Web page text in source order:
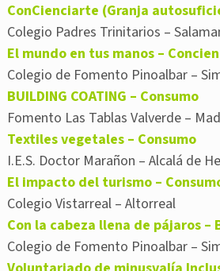
ConCienciarte (Granja
Colegio Padres Trinitarios –
El mundo en tus manos –
Colegio de Fomento Pinoalbar –
BUILDING COATING – Consumo
Fomento Las Tablas Valverde –
Textiles vegetales – Consumo
I.E.S. Doctor Marañon – Alcalá de
El impacto del turismo –
Colegio Vistarreal – Altorreal
Con la cabeza llena de pájaros –
Colegio de Fomento Pinoalbar –